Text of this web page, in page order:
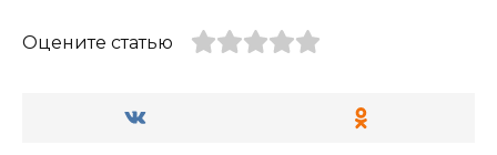
Оцените статью